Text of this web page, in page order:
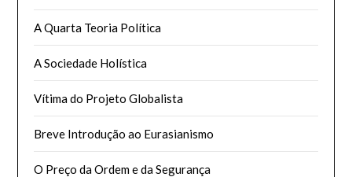
A Quarta Teoria Política
A Sociedade Holística
Vítima do Projeto Globalista
Breve Introdução ao Eurasianismo
O Preço da Ordem e da Segurança